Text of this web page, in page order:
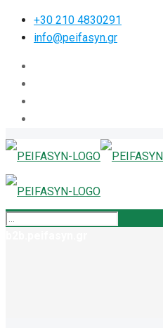
+30 210 4830291
info@peifasyn.gr